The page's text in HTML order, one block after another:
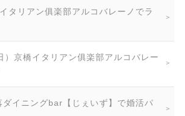
タリアン俱楽部アルコバレーノでラ
京橋イタリアン俱楽部アルコバレー
イニングbar【じぇいず】で婚活パ